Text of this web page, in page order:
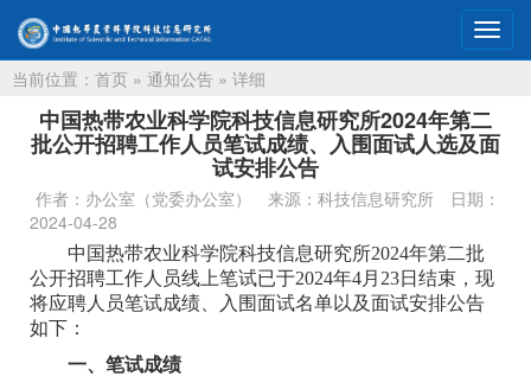
切
换
当前位置： 首页 » 通知公告 » 详细
中国热带农业科学院科技信息研究所2024年第二
批公开招聘工作人员笔试成绩、入围面试人选及面
试安排公告
作者：办公室（党委办公室） 来源：科技信息研究所
日期：
2024-04-28
中国热带农业科学院科技信息研究所2024年第二批
公开招聘工作人员线上笔试已于2024年4月23日结束，现
将应聘人员笔试成绩、入围面试名单以及面试安排公告
如下：
一、笔试成绩